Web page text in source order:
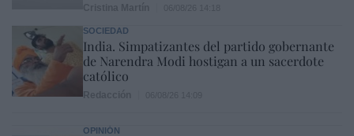
SOCIEDAD
India. Simpatizantes del partido gobernante
de Narendra Modi hostigan a un sacerdote
católico
OPINIÓN